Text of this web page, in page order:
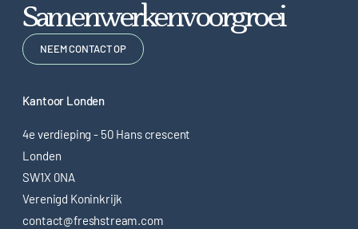
Samenwerkenvoorgroei
NEEM CONTACT OP
Kantoor Londen
4e verdieping - 50 Hans crescent
Londen
SW1X 0NA
Verenigd Koninkrijk
contact@freshstream.com